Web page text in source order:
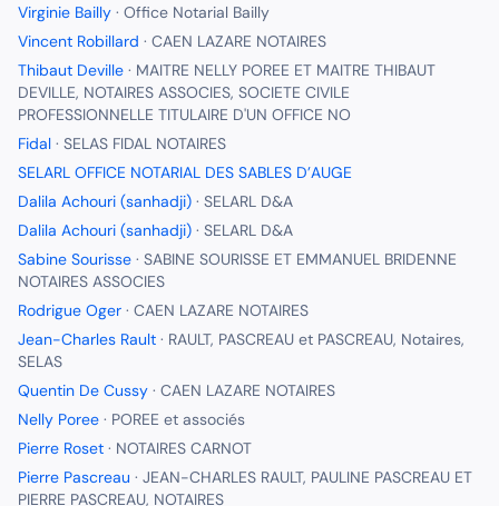
Virginie Bailly · Office Notarial Bailly
Vincent Robillard · CAEN LAZARE NOTAIRES
Thibaut Deville · MAITRE NELLY POREE ET MAITRE THIBAUT
DEVILLE, NOTAIRES ASSOCIES, SOCIETE CIVILE
PROFESSIONNELLE TITULAIRE D'UN OFFICE NO
Fidal · SELAS FIDAL NOTAIRES
SELARL OFFICE NOTARIAL DES SABLES D’AUGE
Dalila Achouri (sanhadji) · SELARL D&A
Dalila Achouri (sanhadji) · SELARL D&A
Sabine Sourisse · SABINE SOURISSE ET EMMANUEL BRIDENNE
NOTAIRES ASSOCIES
Rodrigue Oger · CAEN LAZARE NOTAIRES
Jean-Charles Rault · RAULT, PASCREAU et PASCREAU, Notaires,
SELAS
Quentin De Cussy · CAEN LAZARE NOTAIRES
Nelly Poree · POREE et associés
Pierre Roset · NOTAIRES CARNOT
Pierre Pascreau · JEAN-CHARLES RAULT, PAULINE PASCREAU ET
PIERRE PASCREAU, NOTAIRES